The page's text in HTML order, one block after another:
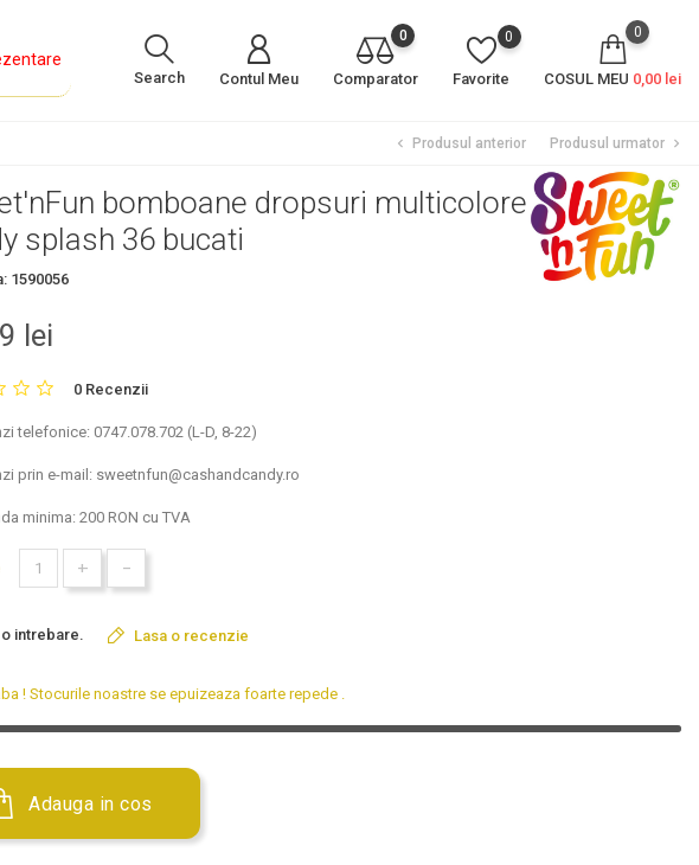
Search Contul Meu
0
Comparator
0
Favorite
0
COSUL MEU 0,00 lei
chevron_left Produsul anterior Produsul urmator chevron_right
bomboane dropsuri multicolore
splash 36 bucati
1590056
lei
0 Recenzii
telefonice: 0747.078.702 (L-D, 8-22)
prin e-mail: sweetnfun@cashandcandy.ro
minima: 200 RON cu TVA
+ -
intrebare. Lasa o recenzie
! Stocurile noastre se epuizeaza foarte repede
Adauga in cos